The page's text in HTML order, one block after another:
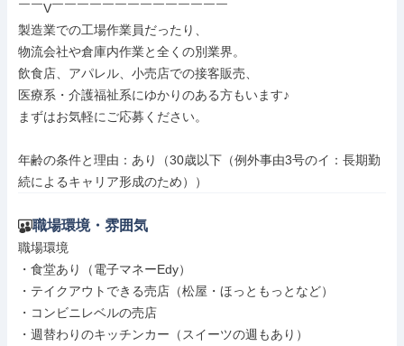
￣￣V￣￣￣￣￣￣￣￣￣￣￣￣￣￣
製造業での工場作業員だったり、
物流会社や倉庫内作業と全くの別業界。
飲食店、アパレル、小売店での接客販売、
医療系・介護福祉系にゆかりのある方もいます♪
まずはお気軽にご応募ください。
年齢の条件と理由：あり（30歳以下（例外事由3号のイ：長期勤
続によるキャリア形成のため））
職場環境・雰囲気
職場環境
・食堂あり（電子マネーEdy）
・テイクアウトできる売店（松屋・ほっともっとなど）
・コンビニレベルの売店
・週替わりのキッチンカー（スイーツの週もあり）